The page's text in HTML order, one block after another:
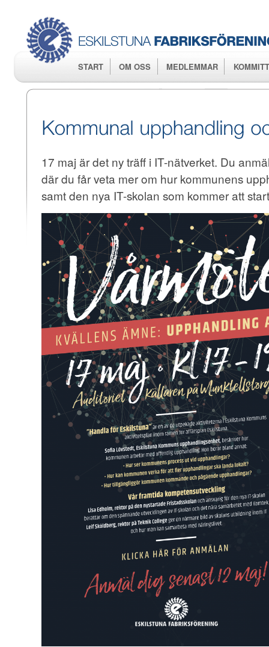
START OM OSS MEDLEMMAR
17 maj är det ny träff i IT-nätverket. Du
där du får veta mer om hur kommunens
samt den nya IT-skolan som kommer att